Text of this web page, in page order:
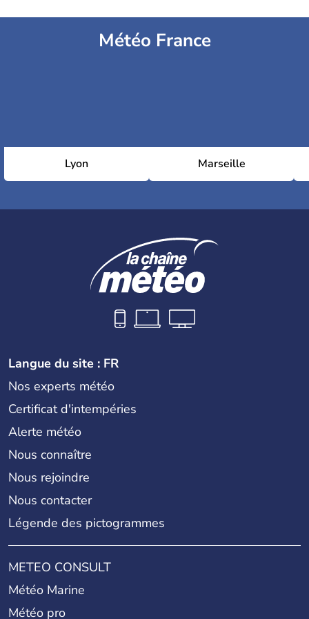
Météo France
Lyon Marseille
Langue du site : FR
Nos experts météo
Certificat d'intempéries
Alerte météo
Nous connaître
Nous rejoindre
Nous contacter
Légende des pictogrammes
METEO CONSULT
Météo Marine
Météo pro